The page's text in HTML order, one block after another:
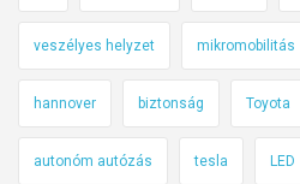
veszélyes helyzet mikromobilitás
hannover biztonság Toyota
autonóm autózás tesla LED